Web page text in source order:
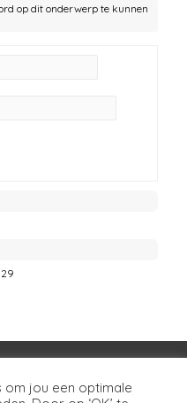
op dit onderwerp te kunnen
Privacybeleid
om jou een optimale